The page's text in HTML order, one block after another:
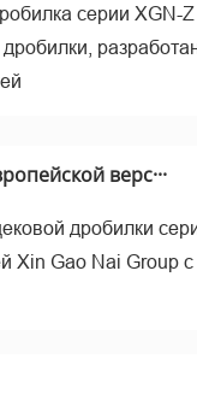
серии XGN-
верс···
дробилки
Xin Gao Nai Group